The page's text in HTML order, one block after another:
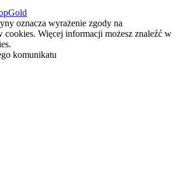
oznacza wyrażenie zgody na
Więcej informacji możesz znaleźć w
komunikatu